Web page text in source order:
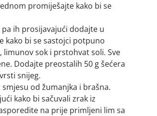
promiješajte kako bi se
ih prosijavajući dodajte u
kako bi se sastojci potpuno
sok i prstohvat soli. Sve
Dodajte preostalih 50 g šećera
snijeg.
od žumanjka i brašna.
kako bi sačuvali zrak iz
na prije primljeni lim sa